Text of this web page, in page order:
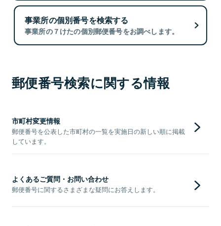
事業所の個別番号を検索する
事業所の７けたの個別郵便番号をお調べします。
郵便番号検索に関する情報
市町村変更情報
郵便番号を公表した市町村の一覧を実施日の新しい順に掲載
しています。
よくあるご質問・お問い合わせ
郵便番号に関するさまざまな疑問にお答えします。